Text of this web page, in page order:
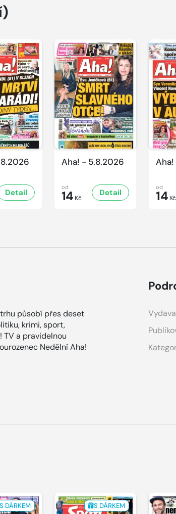
Detail
Aha! - 5.8.2026
od
14 Kč
Detail
od
14 Kč
působí přes deset
krimi, sport,
TV a pravidelnou
Nedělní Aha!
DÁRKEM S DÁRKEM